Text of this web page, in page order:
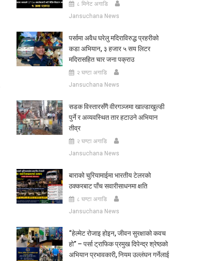
८ मिनेट अगाडि
Jansuchana News
पर्सामा अवैध घरेलु मदिराविरुद्ध प्रहरीको
कडा अभियान, ३ हजार ५ सय लिटर
मदिरासहित चार जना पक्राउ
२ घण्टा अगाडि
Jansuchana News
सडक विस्तारसँगै वीरगञ्जमा खाल्डाखुल्डी
पुर्ने र अव्यवस्थित तार हटाउने अभियान
तीव्र
२ घण्टा अगाडि
Jansuchana News
बाराको चुरियामाईमा भारतीय टेलरको
ठक्करबाट पाँच सवारीसाधनमा क्षति
८ घण्टा अगाडि
Jansuchana News
“हेल्मेट रोजाइ होइन, जीवन सुरक्षाको कवच
हो” – पर्सा ट्राफिक प्रमुख दिपेन्द्र श्रेष्ठको
अभियान प्रभावकारी, नियम उल्लंघन गर्नेलाई